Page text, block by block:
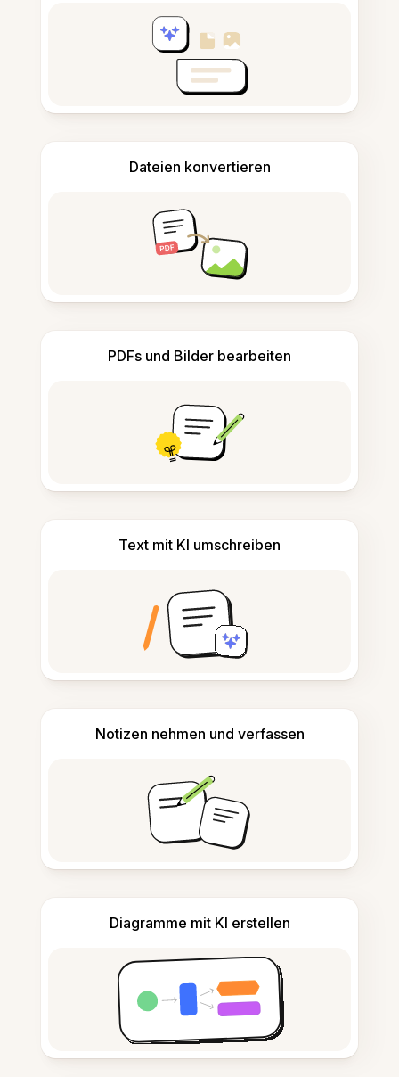
Dateien konvertieren
PDFs und Bilder bearbeiten
Text mit KI umschreiben
Notizen nehmen und verfassen
Diagramme mit KI erstellen